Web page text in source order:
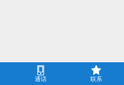

通话

联系